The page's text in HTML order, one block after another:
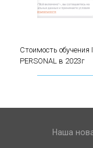
Стоимость обучения
PERSONAL в 2023г
Наша